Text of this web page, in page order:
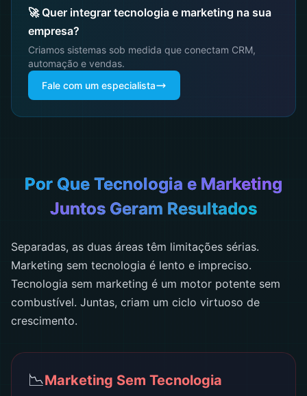
🚀 Quer integrar tecnologia e marketing na sua
empresa?
Criamos sistemas sob medida que conectam CRM,
automação e vendas.
Fale com um especialista
Por Que Tecnologia e Marketing
Juntos Geram Resultados
Separadas, as duas áreas têm limitações sérias.
Marketing sem tecnologia é lento e impreciso.
Tecnologia sem marketing é um motor potente sem
combustível. Juntas, criam um ciclo virtuoso de
crescimento.
📉Marketing Sem Tecnologia